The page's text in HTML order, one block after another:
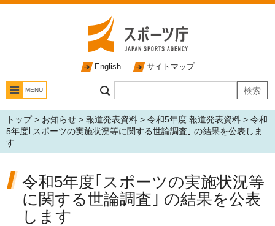
English サイトマップ
MENU
トップ> お知らせ > 報道発表資料 > 令和5年度 報道発表資料 > 令和
5年度｢スポーツの実施状況等に関する世論調査｣ の結果を公表しま
す
令和5年度｢スポーツの実施状況等
に関する世論調査｣ の結果を公表
します